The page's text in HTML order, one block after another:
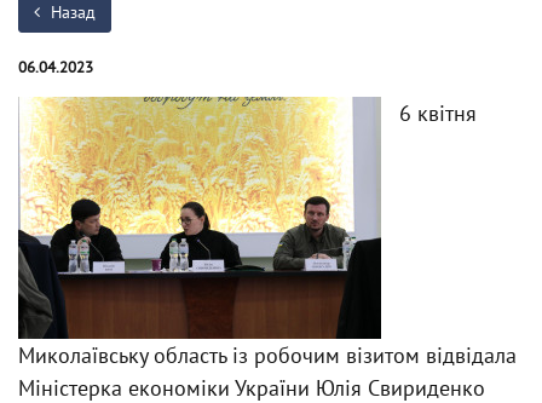
Назад
06.04.2023
6 квітня
Миколаївську область із робочим візитом відвідала
Міністерка економіки України Юлія Свириденко